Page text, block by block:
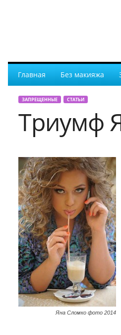
Главная Без макияжа
ЗАПРЕЩЕННЫЕ СТАТЬИ
Триумф
Яна Сломко фото 2014